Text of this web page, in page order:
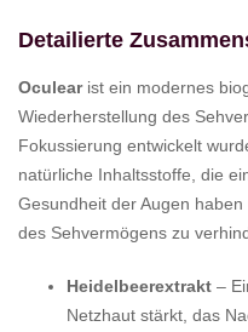
Detailierte
Oculearist ein modernes
Wiederherstellung des
Fokussierung entwickelt
natürliche Inhaltsstoffe, die
Gesundheit der Augen
des Sehvermögens zu
Heidelbeerextrakt –
Netzhaut stärkt, das